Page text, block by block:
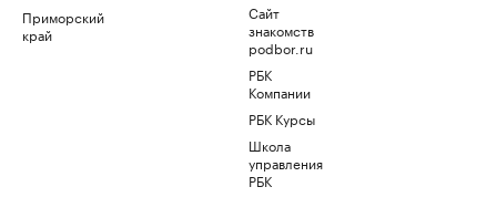
Приморский
край
Сайт
знакомств
podbor.ru
РБК
Компании
РБК Курсы
Школа
управления
РБК